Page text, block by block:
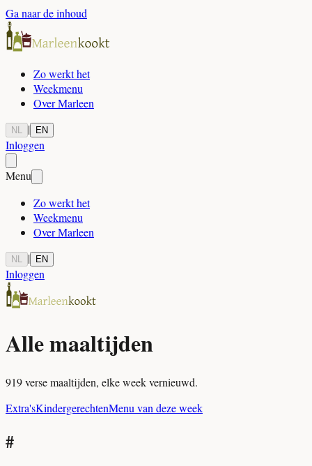
Ga naar de inhoud
Zo werkt het
Weekmenu
Over Marleen
NL | EN
Inloggen
Menu
Zo werkt het
Weekmenu
Over Marleen
NL | EN
Inloggen
Alle maaltijden
919 verse maaltijden, elke week vernieuwd.
Extra'sKindergerechtenMenu van deze week
#